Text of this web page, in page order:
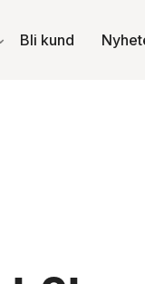
Bli kund